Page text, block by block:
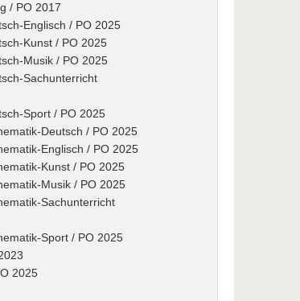
/ PO 2017
Englisch / PO 2025
Kunst / PO 2025
Musik / PO 2025
Sachunterricht
Sport / PO 2025
Deutsch / PO 2025
Englisch / PO 2025
Kunst / PO 2025
Musik / PO 2025
Sachunterricht
Sport / PO 2025
2025